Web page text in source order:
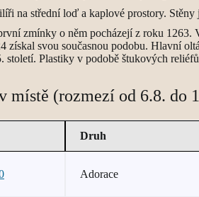
na střední loď a kaplové prostory.
zmínky o něm pocházejí z roku 1263.
získal svou současnou podobu. Hlavní
Plastiky v podobě štukových
místě (rozmezí od 6.8. do
Druh
Adorace